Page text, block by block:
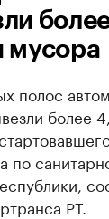
мусора
полос
более
по
РТ.